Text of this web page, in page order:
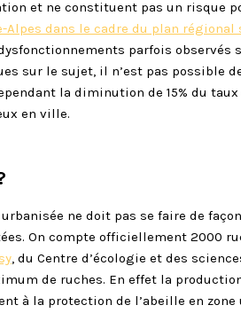
et ne constituent pas un risque
Alpes dans le cadre du plan
parfois observés
sur le sujet, il n’est pas possible
la diminution de 15% du
en ville.
ne doit pas se faire de
On compte officiellement 2000
, du Centre d’écologie et des
de ruches. En effet la
à la protection de l’abeille en